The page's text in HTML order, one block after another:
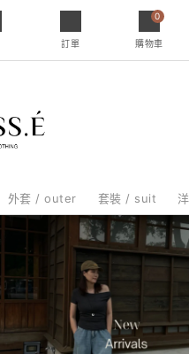
訂單
0
購物車
外套 / outer 套裝 / suit